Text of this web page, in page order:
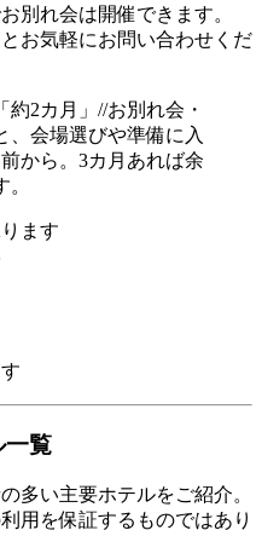
別れ会は開催できます。
お気軽にお問い合わせくだ
ます
一覧
多い主要ホテルをご紹介。
用を保証するものではあり